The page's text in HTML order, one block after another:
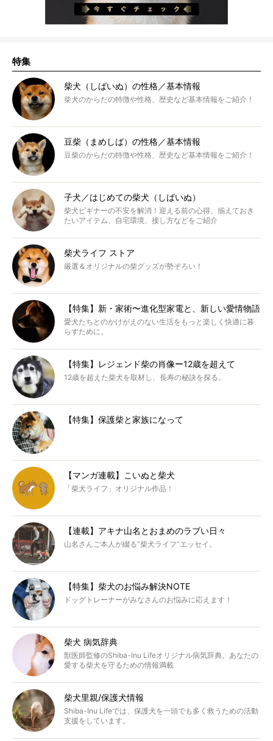
特集
柴犬（しばいぬ）の性格／基本情報
柴犬のからだの特徴や性格、歴史など基本情報をご紹介！
豆柴（まめしば）の性格／基本情報
豆柴のからだの特徴や性格、歴史など基本情報をご紹介！
子犬／はじめての柴犬（しばいぬ）
柴犬ビギナーの不安を解消！迎える前の心得、揃えておき
たいアイテム、自宅環境、接し方などをご紹介
柴犬ライフ ストア
厳選＆オリジナルの柴グッズが勢ぞろい！
【特集】新・家術〜進化型家電と、新しい愛情物語
愛犬たちとのかけがえのない生活をもっと楽しく快適に暮
らすために。
【特集】レジェンド柴の肖像ー12歳を超えて
12歳を超えた柴犬を取材し、長寿の秘訣を探る。
【特集】保護柴と家族になって
【マンガ連載】こいぬと柴犬
「柴犬ライフ」オリジナル作品！
【連載】アキナ山名とおまめのラブい日々
山名さんご本人が綴る“柴犬ライフ”エッセイ。
【特集】柴犬のお悩み解決NOTE
ドッグトレーナーがみなさんのお悩みに応えます！
柴犬 病気辞典
獣医師監修のShiba-Inu Lifeオリジナル病気辞典。あなたの
愛する柴犬を守るための情報満載
柴犬里親/保護犬情報
Shiba-Inu Lifeでは、保護犬を一頭でも多く救うための活動
支援をしています。